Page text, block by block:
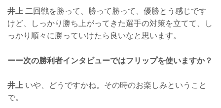
井上 二回戦を勝って、勝って勝って、優勝とう感じです
けど、しっかり勝ち上がってきた選手の対策を立てて、し
っかり順々に勝っていけたら良いなと思います。
ーー次の勝利者インタビューではフリップを使いますか？
井上 いや、どうですかね。その時のお楽しみということ
で。